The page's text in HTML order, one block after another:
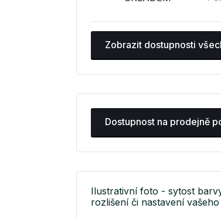
Zobrazit dostupnosti
Dostupnost na prodejně
Ilustrativní foto - sytost
rozlišení či nastavení